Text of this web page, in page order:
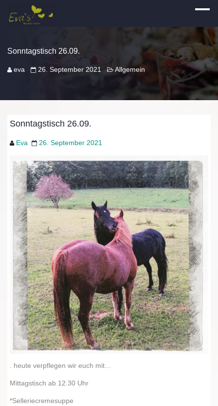
Sonntagstisch 26.09.
eva 26. September 2021 Allgemein
Sonntagstisch 26.09.
Eva 26. September 2021
. heute verpflegen wir euch mit…
Mittagstisch ab 12.30 Uhr
*Selleriecremesuppe